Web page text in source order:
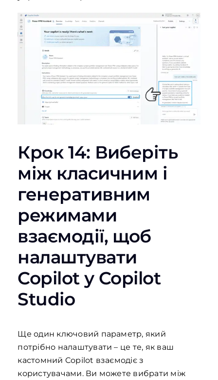
Крок 14: Виберіть
між класичним і
генеративним
режимами
взаємодії, щоб
налаштувати
Copilot у Copilot
Studio
Ще один ключовий параметр, який
потрібно налаштувати – це те, як ваш
кастомний Copilot взаємодіє з
користувачами. Ви можете вибрати між